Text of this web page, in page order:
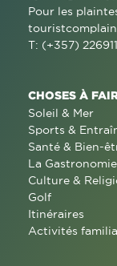
Pour les
T: (+357)
CHOSES À
Soleil & Mer
Sports &
Santé & Bien-
La Gastronomie
Culture &
Golf
Itinéraires
Activités